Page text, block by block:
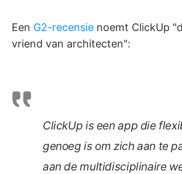
Een G2-recensie noemt ClickUp
vriend van architecten":
ClickUp is een app die
genoeg is om zich aan te
aan de multidisciplinaire